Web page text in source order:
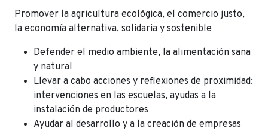
Promover la agricultura ecológica, el comercio justo,
la economía alternativa, solidaria y sostenible
Defender el medio ambiente, la alimentación sana
y natural
Llevar a cabo acciones y reflexiones de proximidad:
intervenciones en las escuelas, ayudas a la
instalación de productores
Ayudar al desarrollo y a la creación de empresas